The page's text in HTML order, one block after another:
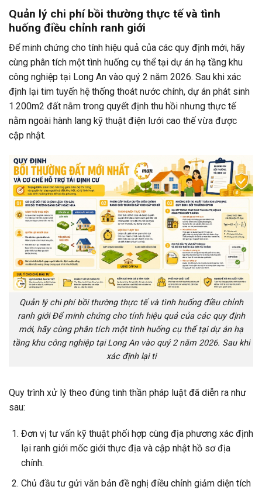
Quản lý chi phí bồi thường thực tế và tình
huống điều chỉnh ranh giới
Để minh chứng cho tính hiệu quả của các quy định mới, hãy
cùng phân tích một tình huống cụ thể tại dự án hạ tầng khu
công nghiệp tại Long An vào quý 2 năm 2026. Sau khi xác
định lại tim tuyến hệ thống thoát nước chính, dự án phát sinh
1.200m2 đất nằm trong quyết định thu hồi nhưng thực tế
nằm ngoài hành lang kỹ thuật điện lưới cao thế vừa được
cập nhật.
Quản lý chi phí bồi thường thực tế và tình huống điều chỉnh
ranh giới Để minh chứng cho tính hiệu quả của các quy định
mới, hãy cùng phân tích một tình huống cụ thể tại dự án hạ
tầng khu công nghiệp tại Long An vào quý 2 năm 2026. Sau khi
xác định lại ti
Quy trình xử lý theo đúng tinh thần pháp luật đã diễn ra như
sau:
Đơn vị tư vấn kỹ thuật phối hợp cùng địa phương xác định
lại ranh giới mốc giới thực địa và cập nhật hồ sơ địa
chính.
Chủ đầu tư gửi văn bản đề nghị điều chỉnh giảm diện tích